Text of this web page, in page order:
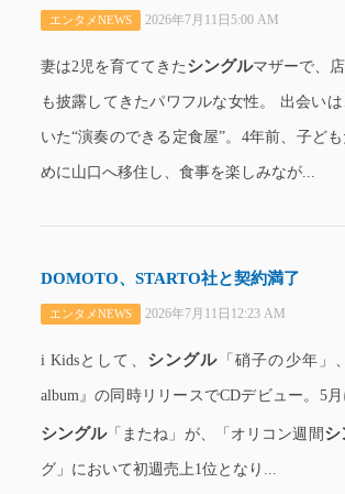
エンタメNEWS 2026年7月11日5:00 AM
妻は2児を育ててきた シングルマザーで、
も披露してきたパワフルな女性。 出会い
いた“演奏のできる定食屋”。4年前、子ど
めに山口へ移住し、食事を楽しみなが...
DOMOTO、STARTO社と契約満了
エンタメNEWS 2026年7月11日12:23 AM
i Kidsとして、 シングル 「硝子の少年」
album』の同時リリースでCDデビュー。5
シングル「またね」が、「オリコン週間 シ
グ」において初週売上1位となり...